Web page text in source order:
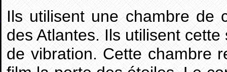
Ils utilisent une chambre de
des Atlantes. Ils utilisent
de vibration. Cette chambre